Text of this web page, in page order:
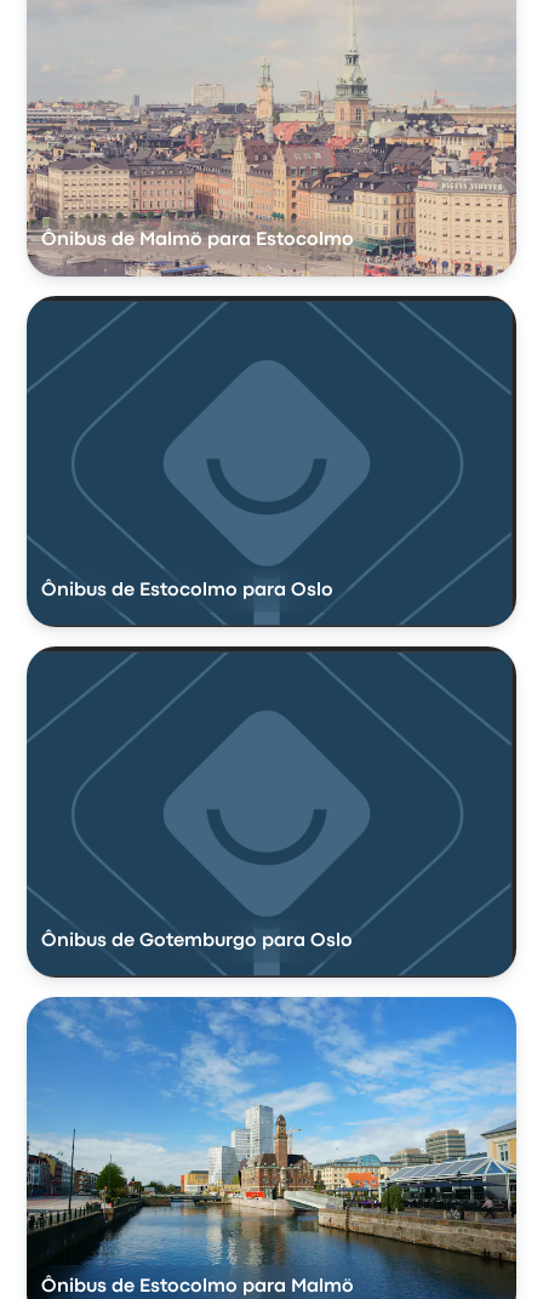
Ônibus de Malmö para Estocolmo
Ônibus de Estocolmo para Oslo
Ônibus de Gotemburgo para Oslo
Ônibus de Estocolmo para Malmö